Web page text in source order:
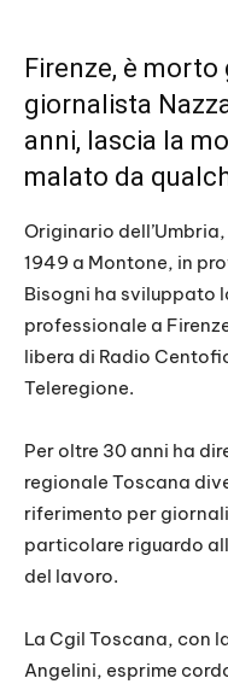
Firenze, è morto
giornalista
anni, lascia la
malato da
Originario
1949 a Montone, in
Bisogni ha sviluppato
professionale a
libera di Radio
Teleregione.
Per oltre 30 anni ha
regionale Toscana
riferimento per
particolare riguardo
del lavoro.
La Cgil Toscana, con
Angelini, esprime